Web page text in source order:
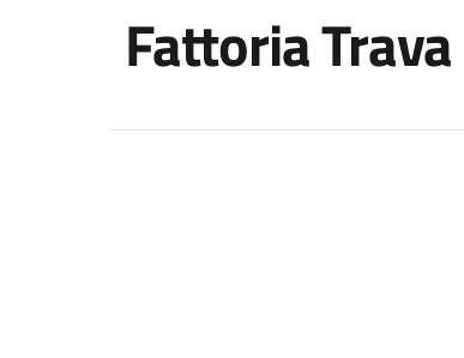
Fattoria Trava